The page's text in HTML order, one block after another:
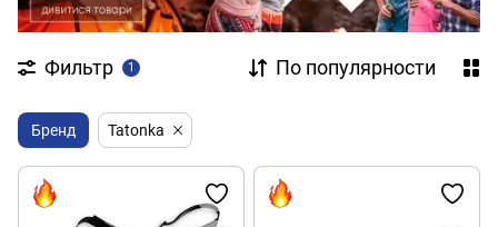
Фильтр 1 По популярности
Бренд Tatonka